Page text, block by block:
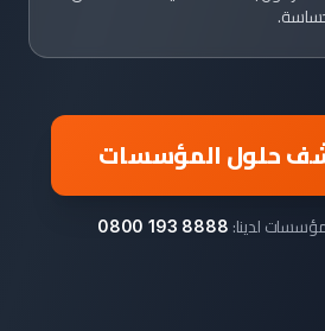
حلول المؤسسات
لدينا: 0800 193 8888